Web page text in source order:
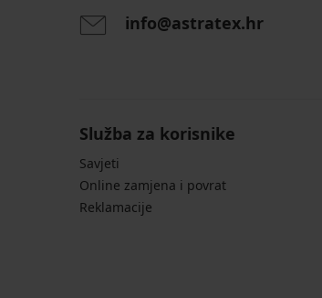
info@astratex.hr
Služba za korisnike
Savjeti
Online zamjena i povrat
Reklamacije